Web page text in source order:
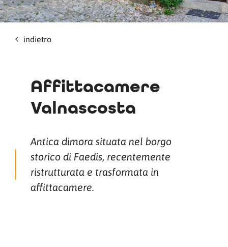
indietro
Affittacamere
Valnascosta
Antica dimora situata nel borgo
storico di Faedis, recentemente
ristrutturata e trasformata in
affittacamere.